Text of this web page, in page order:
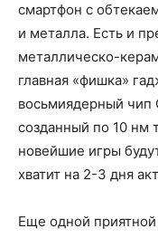
смартфон с
и металла. Есть и
металлическо-
главная «фишка»
восьмиядерный чип
созданный по 10 нм
новейшие игры
хватит на 2-3 дня
Еще одной